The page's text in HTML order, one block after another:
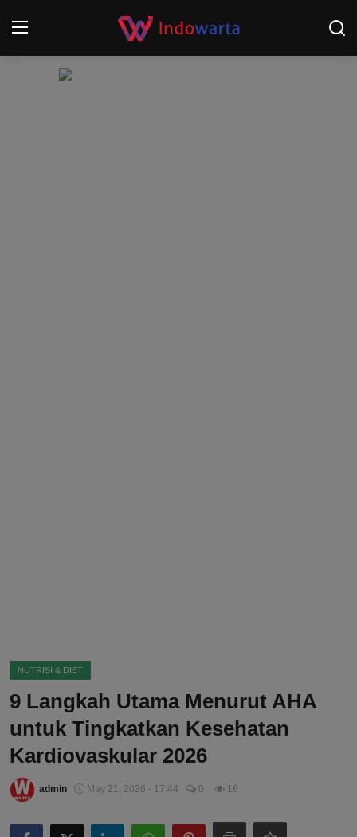
NUTRISI & DIET
9 Langkah Utama Menurut AHA
untuk Tingkatkan Kesehatan
Kardiovaskular 2026
admin May 21, 2026 - 17:44 0 16